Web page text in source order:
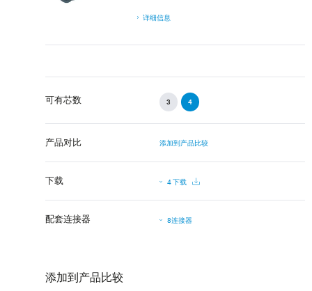
详细信息
可有芯数 3 4
产品对比 添加到产品比较
下载 4 下载
配套连接器 8连接器
添加到产品比较